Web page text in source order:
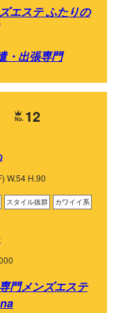
エステ ふたりの
・出張専門
12
W.54 H.90
スタイル抜群 カワイイ系
門メンズエステ